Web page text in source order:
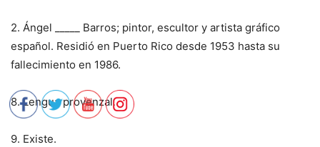
2. Ángel _____ Barros; pintor, escultor y artista gráfico
español. Residió en Puerto Rico desde 1953 hasta su
fallecimiento en 1986.
8. Lengua provenzal.
9. Existe.